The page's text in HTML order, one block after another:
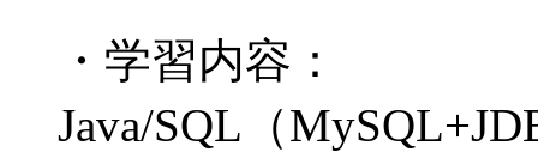
・学習内容：
Java/SQL（